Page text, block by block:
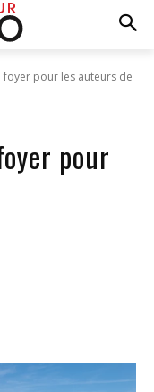
foyer pour les auteurs de
pour